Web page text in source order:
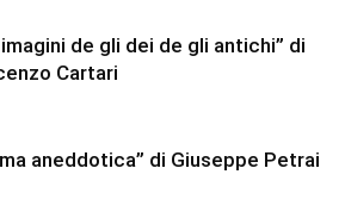
imagini de gli dei de gli antichi” di
Cartari
aneddotica” di Giuseppe Petrai